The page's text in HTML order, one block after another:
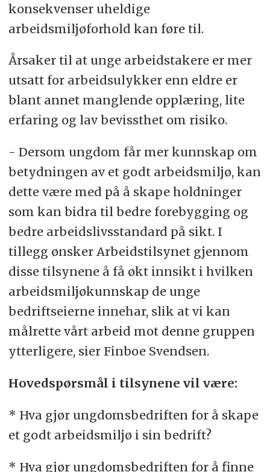
konsekvenser uheldige
arbeidsmiljøforhold kan føre til.
Årsaker til at unge arbeidstakere er mer
utsatt for arbeidsulykker enn eldre er
blant annet manglende opplæring, lite
erfaring og lav bevissthet om risiko.
- Dersom ungdom får mer kunnskap om
betydningen av et godt arbeidsmiljø, kan
dette være med på å skape holdninger
som kan bidra til bedre forebygging og
bedre arbeidslivsstandard på sikt. I
tillegg ønsker Arbeidstilsynet gjennom
disse tilsynene å få økt innsikt i hvilken
arbeidsmiljøkunnskap de unge
bedriftseierne innehar, slik at vi kan
målrette vårt arbeid mot denne gruppen
ytterligere, sier Finboe Svendsen.
Hovedspørsmål i tilsynene vil være:
* Hva gjør ungdomsbedriften for å skape
et godt arbeidsmiljø i sin bedrift?
* Hva gjør ungdomsbedriften for å finne